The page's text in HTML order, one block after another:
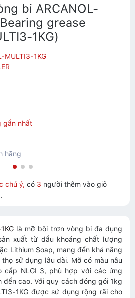
bi ARCANOL-
grease
1KG)
MULTI3-1KG
gần nhất
hãng
chú ý, có 3 người thêm vào giỏ
là mỡ bôi trơn vòng bi đa dụng
xuất từ dầu khoáng chất lượng
Lithium Soap, mang đến khả năng
sử dụng lâu dài. Mỡ có màu nâu
cấp NLGI 3, phù hợp với các ứng
cao. Với quy cách đóng gói 1kg
1KG được sử dụng rộng rãi cho